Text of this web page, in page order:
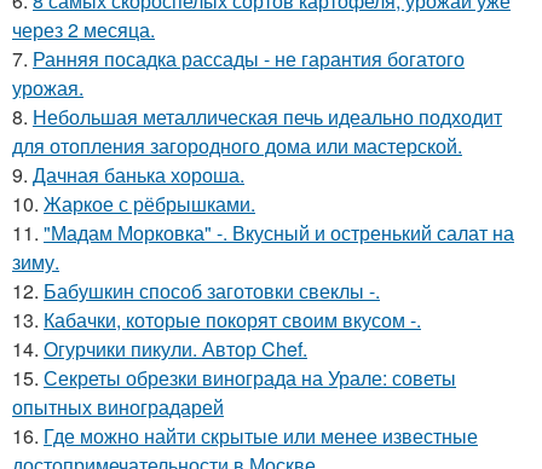
через 2 месяца.
7. Ранняя посадка рассады - не гарантия богатого
урожая.
8. Небольшая металлическая печь идеально подходит
для отопления загородного дома или мастерской.
9. Дачная банька хороша.
10. Жаркое с рёбрышками.
11. "Мадам Морковка" -. Вкусный и остренький салат на
зиму.
12. Бабушкин способ заготовки свеклы -.
13. Кабачки, которые покорят своим вкусом -.
14. Огурчики пикули. Автор Chef.
15. Секреты обрезки винограда на Урале: советы
опытных виноградарей
16. Где можно найти скрытые или менее известные